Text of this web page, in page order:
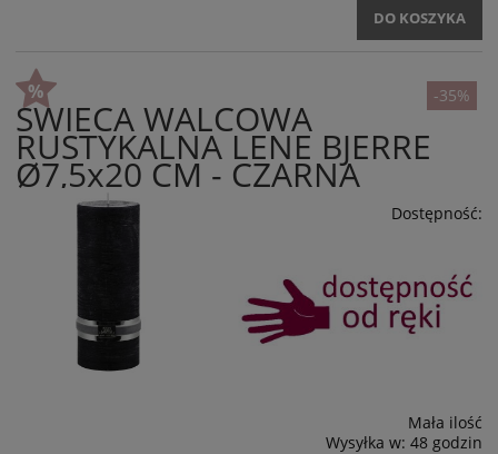
DO KOSZYKA
ŚWIECA WALCOWA
RUSTYKALNA LENE BJERRE
Ø7,5x20 CM - CZARNA
Dostępność:
Mała ilość
Wysyłka w: 48 godzin
-35%